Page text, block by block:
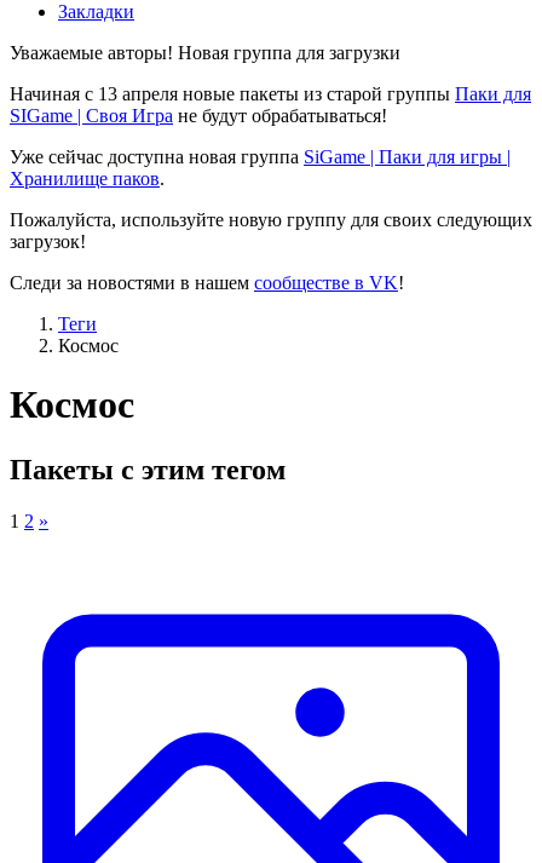
Закладки
Уважаемые авторы! Новая группа для загрузки
Начиная с 13 апреля новые пакеты из старой группы Паки для
SIGame | Своя Игра не будут обрабатываться!
Уже сейчас доступна новая группа SiGame | Паки для игры |
Хранилище паков.
Пожалуйста, используйте новую группу для своих следующих
загрузок!
Следи за новостями в нашем сообществе в VK!
Теги
Космос
Космос
Пакеты с этим тегом
1 2 »